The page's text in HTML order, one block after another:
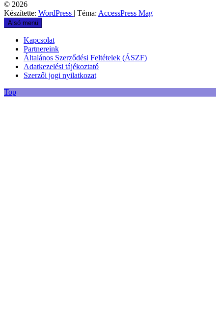
© 2026
Készítette: WordPress | Téma: AccessPress Mag
Alsó menü
Kapcsolat
Partnereink
Általános Szerződési Feltételek (ÁSZF)
Adatkezelési tájékoztató
Szerzői jogi nyilatkozat
Top